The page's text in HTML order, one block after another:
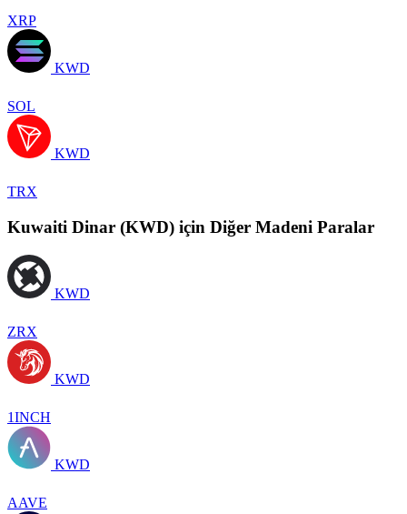
XRP
KWD
SOL
KWD
TRX
Kuwaiti Dinar (KWD) için Diğer Madeni Paralar
KWD
ZRX
KWD
1INCH
KWD
AAVE